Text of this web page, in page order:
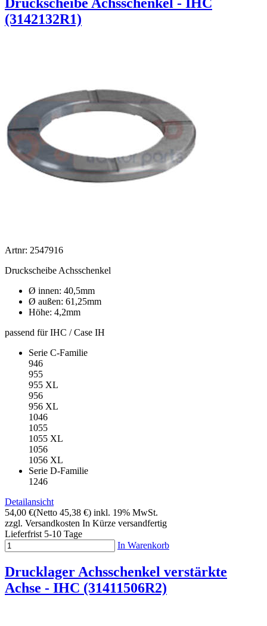
(3142132R1)
Artnr: 2547916
Druckscheibe Achsschenkel
Ø innen: 40,5mm
Ø außen: 61,25mm
Höhe: 4,2mm
passend für IHC / Case IH
Serie C-Familie
946
955
955 XL
956
956 XL
1046
1055
1055 XL
1056
1056 XL
Serie D-Familie
1246
Detailansicht
54,00 €(Netto 45,38 €) inkl. 19% MwSt.
zzgl. Versandkosten In Kürze versandfertig
Lieferfrist 5-10 Tage
In Warenkorb
Drucklager Achsschenkel verstärkte
Achse - IHC (31411506R2)